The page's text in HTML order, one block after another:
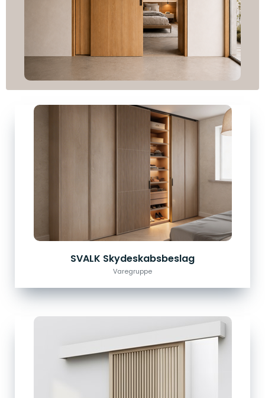
SVALK Skydeskabsbeslag
Varegruppe